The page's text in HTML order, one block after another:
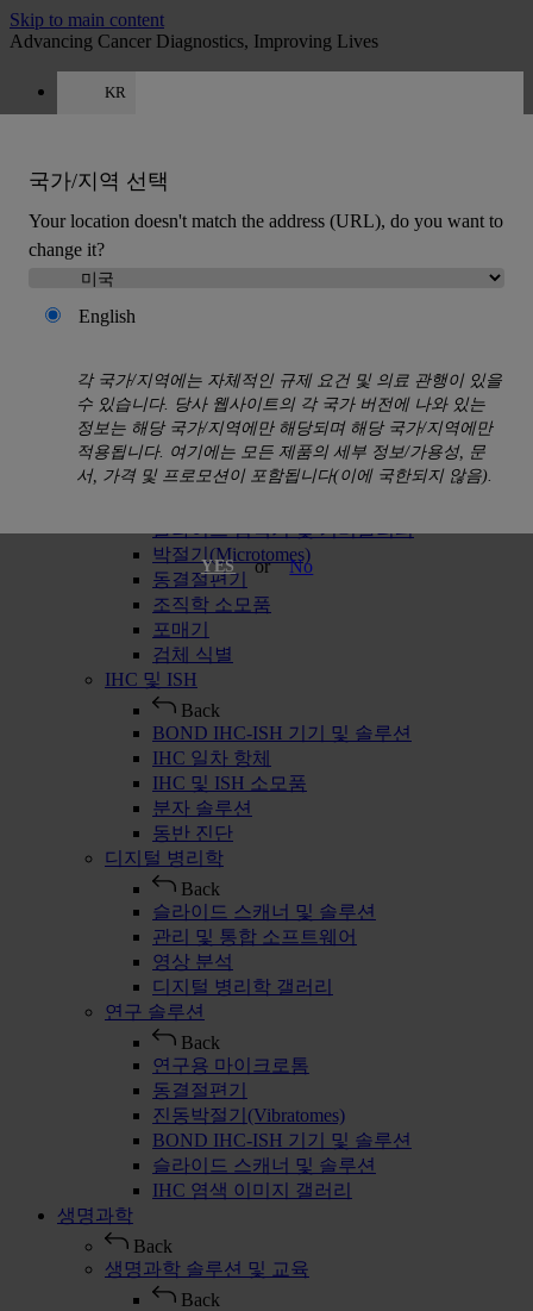
Skip to main content
Advancing Cancer Diagnostics, Improving Lives
KR
국가/지역 선택
Your location doesn't match the address (URL), do you want to
change it?
English
각 국가/지역에는 자체적인 규제 요건 및 의료 관행이 있을
수 있습니다. 당사 웹사이트의 각 국가 버전에 나와 있는
정보는 해당 국가/지역에만 해당되며 해당 국가/지역에만
적용됩니다. 여기에는 모든 제품의 세부 정보/가용성, 문
서, 가격 및 프로모션이 포함됩니다(이에 국한되지 않음).
YES or No
견적
0
제품
Back
조직학 솔루션
Back
슬라이드 염색기 및 커버슬리퍼
박절기(Microtomes)
동결절편기
조직학 소모품
포매기
검체 식별
IHC 및 ISH
Back
BOND IHC-ISH 기기 및 솔루션
IHC 일차 항체
IHC 및 ISH 소모품
분자 솔루션
동반 진단
디지털 병리학
Back
슬라이드 스캐너 및 솔루션
관리 및 통합 소프트웨어
영상 분석
디지털 병리학 갤러리
연구 솔루션
Back
연구용 마이크로톰
동결절편기
진동박절기(Vibratomes)
BOND IHC-ISH 기기 및 솔루션
슬라이드 스캐너 및 솔루션
IHC 염색 이미지 갤러리
생명과학
Back
생명과학 솔루션 및 교육
Back